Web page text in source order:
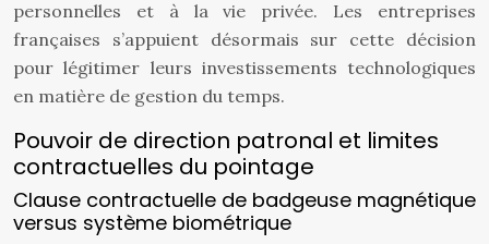
personnelles et à la vie privée. Les entreprises
françaises s’appuient désormais sur cette décision
pour légitimer leurs investissements technologiques
en matière de gestion du temps.
Pouvoir de direction patronal et limites
contractuelles du pointage
Clause contractuelle de badgeuse magnétique
versus système biométrique